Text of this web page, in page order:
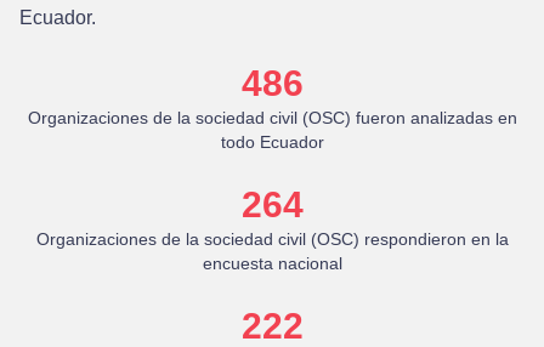
Ecuador.
486
Organizaciones de la sociedad civil (OSC) fueron analizadas en
todo Ecuador
264
Organizaciones de la sociedad civil (OSC) respondieron en la
encuesta nacional
222